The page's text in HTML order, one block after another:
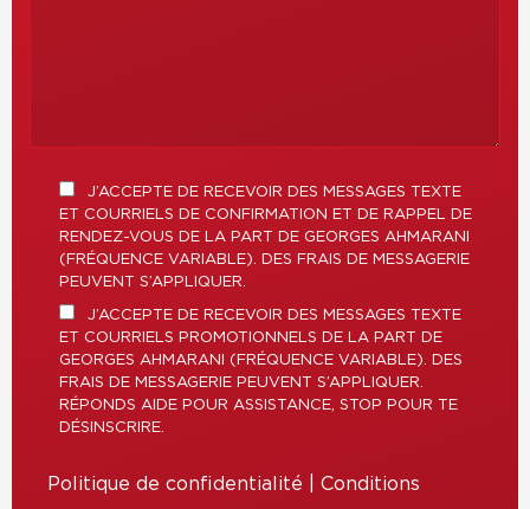
J’ACCEPTE DE RECEVOIR DES MESSAGES TEXTE
ET COURRIELS DE CONFIRMATION ET DE RAPPEL DE
RENDEZ-VOUS DE LA PART DE GEORGES AHMARANI
(FRÉQUENCE VARIABLE). DES FRAIS DE MESSAGERIE
PEUVENT S’APPLIQUER.
J’ACCEPTE DE RECEVOIR DES MESSAGES TEXTE
ET COURRIELS PROMOTIONNELS DE LA PART DE
GEORGES AHMARANI (FRÉQUENCE VARIABLE). DES
FRAIS DE MESSAGERIE PEUVENT S’APPLIQUER.
RÉPONDS AIDE POUR ASSISTANCE, STOP POUR TE
DÉSINSCRIRE.
Politique de confidentialité
Conditions